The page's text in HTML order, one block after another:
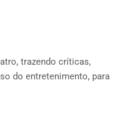
trazendo críticas,
do entretenimento, para